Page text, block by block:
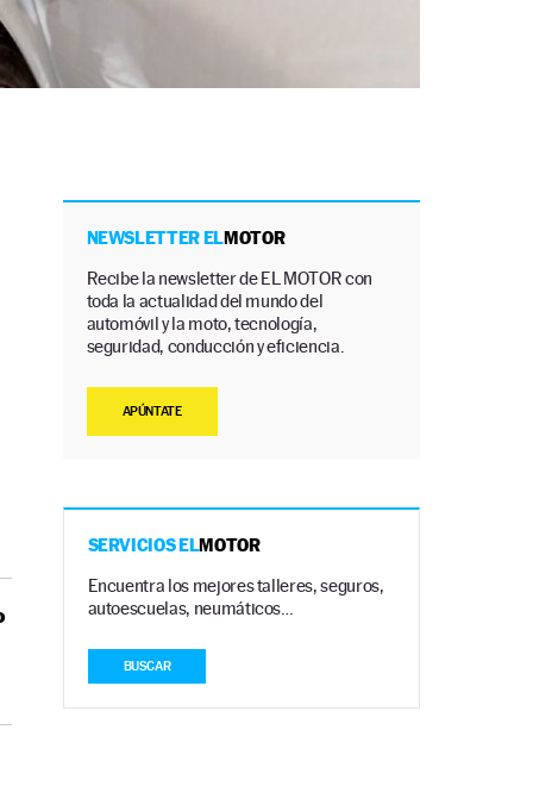
NEWSLETTER ELMOTOR
Recibe la newsletter de EL MOTOR con
toda la actualidad del mundo del
automóvil y la moto, tecnología,
seguridad, conducción y eficiencia.
APÚNTATE
SERVICIOS ELMOTOR
Encuentra los mejores talleres, seguros,
autoescuelas, neumáticos…
BUSCAR